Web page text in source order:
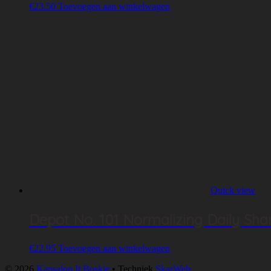
€23.50 Toevoegen aan winkelwagen
Quick view
€22.95 Toevoegen aan winkelwagen
© 2026 Kapsalon It Boskje • Techniek SkarWeb